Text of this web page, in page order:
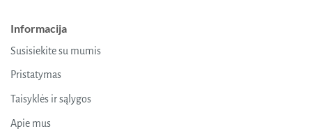
Informacija
Susisiekite su mumis
Pristatymas
Taisyklės ir sąlygos
Apie mus